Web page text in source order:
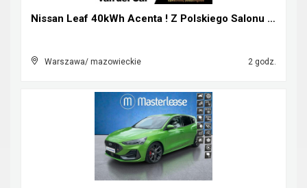
Nissan Leaf 40kWh Acenta ! Z Polskiego Salonu ! Fa...
Warszawa/ mazowieckie 2 godz.